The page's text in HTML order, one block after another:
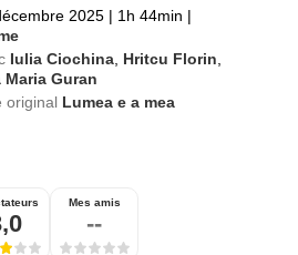
2025 | 1h 44min |
Iulia Ciochina Hritcu Florin
Maria Guran
original Lumea e a mea
Mes amis
--